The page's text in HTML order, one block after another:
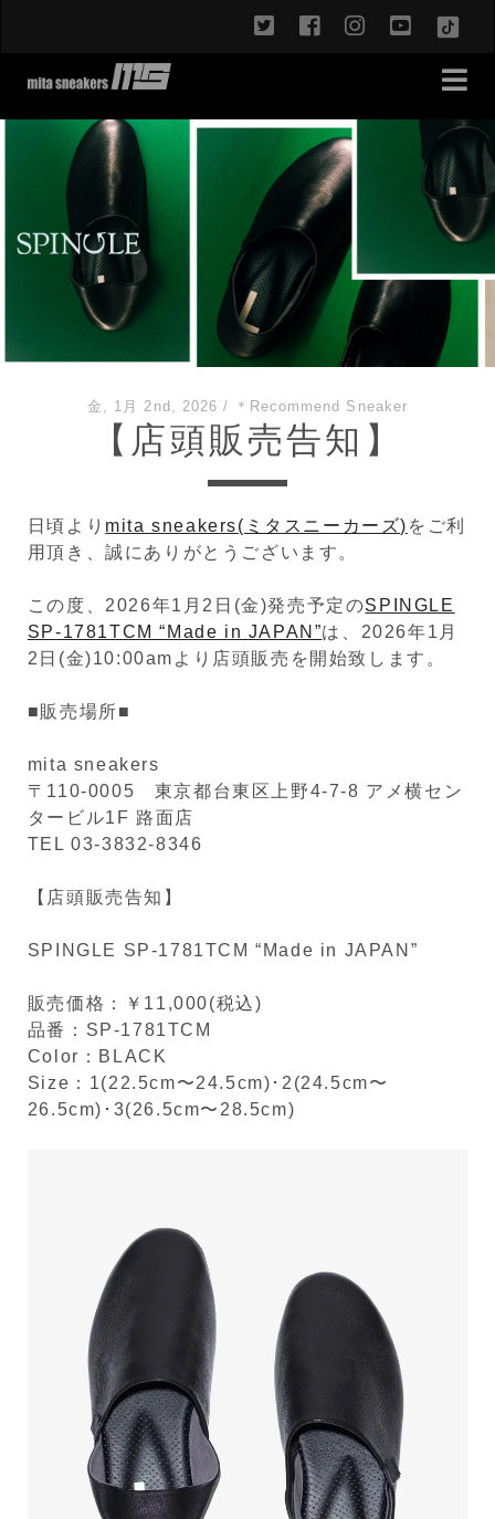
twitterfacebookinstagram
金, 1月 2nd, 2026 / ＊Recommend Sneaker
【店頭販売告知】
日頃より mita sneakers(ミタスニーカーズ) をご利
用頂き、誠にありがとうございます。
この度、2026年1月2日(金)発売予定のSPINGLE
SP-1781TCM “Made in JAPAN”は、2026年1月
2日(金)10:00amより店頭販売を開始致します。
■販売場所■
mita sneakers
〒110-0005 東京都台東区上野4-7-8 アメ横セン
タービル1F 路面店
TEL 03-3832-8346
【店頭販売告知】
SPINGLE SP-1781TCM “Made in JAPAN”
販売価格：￥11,000(税込)
品番：SP-1781TCM
Color：BLACK
Size：1(22.5cm〜24.5cm)･2(24.5cm〜
26.5cm)･3(26.5cm〜28.5cm)